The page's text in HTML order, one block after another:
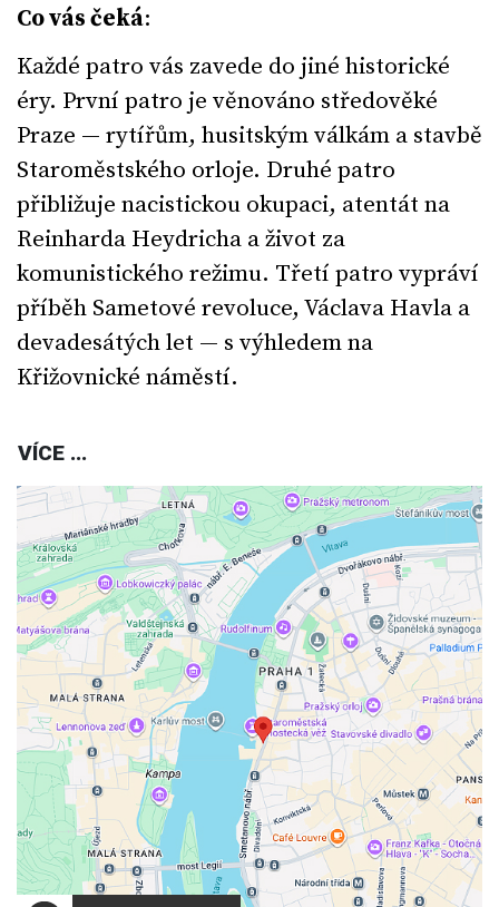
Co vás čeká:
Každé patro vás zavede do jiné historické
éry. První patro je věnováno středověké
Praze — rytířům, husitským válkám a stavbě
Staroměstského orloje. Druhé patro
přibližuje nacistickou okupaci, atentát na
Reinharda Heydricha a život za
komunistického režimu. Třetí patro vypráví
příběh Sametové revoluce, Václava Havla a
devadesátých let — s výhledem na
Křižovnické náměstí.
VÍCE ...